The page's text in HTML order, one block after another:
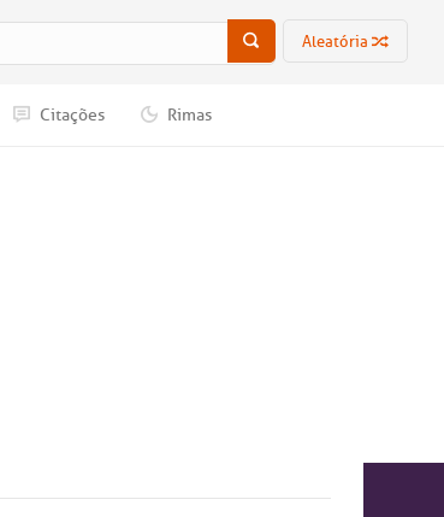
Aleatória
Citações Rimas